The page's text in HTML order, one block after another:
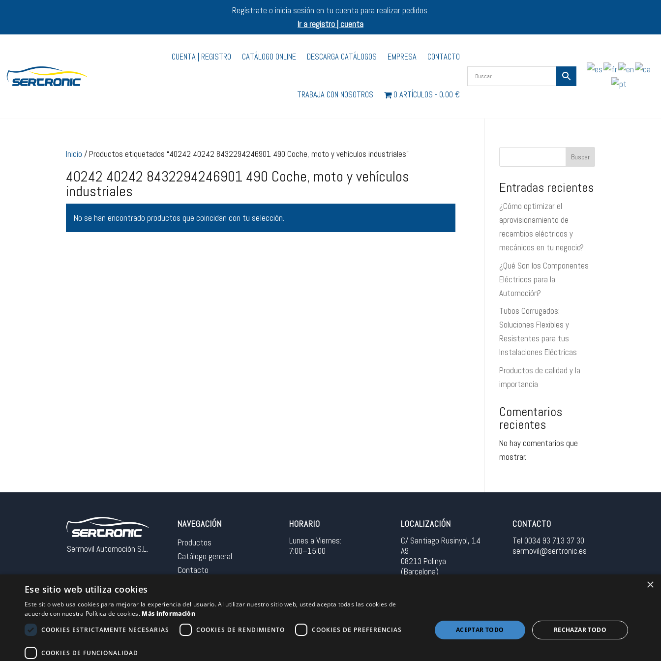
Regístrate o inicia sesión en tu cuenta para realizar pedidos.
Ir a registro | cuenta
CUENTA | REGISTRO CATÁLOGO ONLINE DESCARGA CATÁLOGOS EMPRESA CONTACTO
TRABAJA CON NOSOTROS 0 ARTÍCULOS 0,00 €
Inicio / Productos etiquetados “40242 40242 8432294246901 490 Coche, moto y vehículos industriales”
40242 40242 8432294246901 490 Coche, moto y vehículos
industriales
No se han encontrado productos que coincidan con tu selección.
Buscar
Entradas recientes
¿Cómo optimizar el
aprovisionamiento de
recambios eléctricos y
mecánicos en tu negocio?
¿Qué Son los Componentes
Eléctricos para la
Automoción?
Tubos Corrugados:
Soluciones Flexibles y
Resistentes para tus
Instalaciones Eléctricas
Productos de calidad y la
importancia
Comentarios
recientes
No hay comentarios que
mostrar.
Sermovil Automoción S.L.
NAVEGACIÓN
Productos
Catálogo general
Contacto
HORARIO
Lunes a Viernes:
7:00–15:00
LOCALIZACIÓN
C/ Santiago Rusinyol, 14
A9
08213 Polinya
(Barcelona)
CONTACTO
Tel 0034 93 713 37 30
sermovil@sertronic.es
×
Ese sitio web utiliza cookies
Este sitio web usa cookies para mejorar la experiencia del usuario. Al utilizar nuestro sitio web, usted acepta todas las cookies de
acuerdo con nuestra Política de cookies. Más información
COOKIES ESTRICTAMENTE NECESARIAS
COOKIES DE RENDIMIENTO COOKIES DE PREFERENCIAS
COOKIES DE FUNCIONALIDAD
ACEPTAR TODO RECHAZAR TODO